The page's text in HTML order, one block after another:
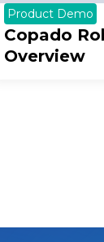
Product Demo
Copado
Overview